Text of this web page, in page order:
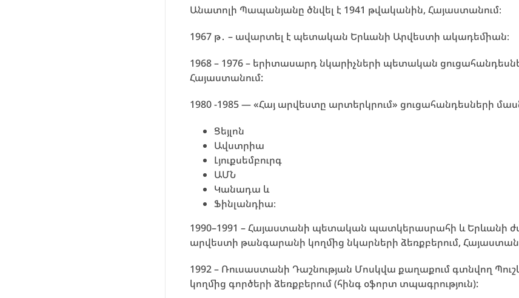
Անատոլի Պապանյանը ծնվել է 1941 թվականին, Հայաստանում։
1967 թ․ – ավարտել է պետական Երևանի Արվեստի ակադեմիան։
1968 – 1976 – երիտասարդ նկարիչների պետական
Հայաստանում:
1980 -1985 — «Հայ արվեստը արտերկրում» ցուցահանդեսների
Ցեյլոն
Ավստրիա
Լյուքսեմբուրգ
ԱՄՆ
Կանադա և
Ֆինլանդիա։
1990–1991 – Հայաստանի պետական պատկերասրահի և Երևանի
արվեստի թանգարանի կողմից նկարների ձեռքբերում,
1992 – Ռուսաստանի Դաշնության Մոսկվա քաղաքում գտնվող
կողմից գործերի ձեռքբերում (հինգ օֆորտ տպագրություն):